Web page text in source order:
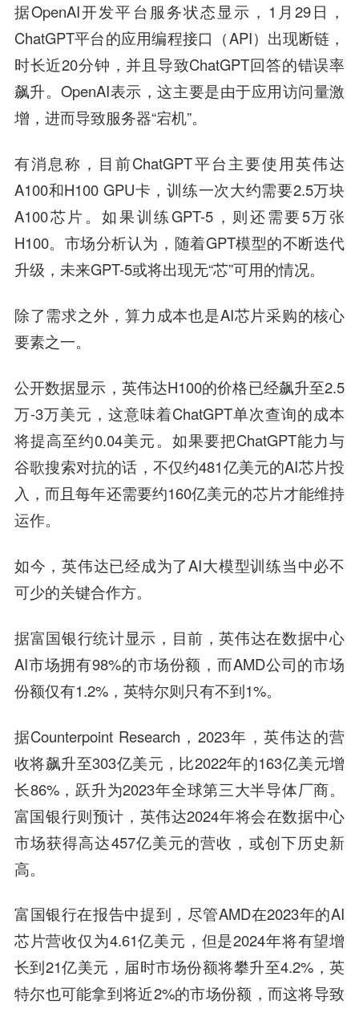
据OpenAI开发平台服务状态显示，1月29日，
ChatGPT平台的应用编程接口（API）出现断链，
时长近20分钟，并且导致ChatGPT回答的错误率
飙升。OpenAI表示，这主要是由于应用访问量激
增，进而导致服务器“宕机”。
有消息称，目前ChatGPT平台主要使用英伟达
A100和H100 GPU卡，训练一次大约需要2.5万块
A100芯片。如果训练GPT-5，则还需要5万张
H100。市场分析认为，随着GPT模型的不断迭代
升级，未来GPT-5或将出现无“芯”可用的情况。
除了需求之外，算力成本也是AI芯片采购的核心
要素之一。
公开数据显示，英伟达H100的价格已经飙升至2.5
万-3万美元，这意味着ChatGPT单次查询的成本
将提高至约0.04美元。如果要把ChatGPT能力与
谷歌搜索对抗的话，不仅约481亿美元的AI芯片投
入，而且每年还需要约160亿美元的芯片才能维持
运作。
如今，英伟达已经成为了AI大模型训练当中必不
可少的关键合作方。
据富国银行统计显示，目前，英伟达在数据中心
AI市场拥有98%的市场份额，而AMD公司的市场
份额仅有1.2%，英特尔则只有不到1%。
据Counterpoint Research，2023年，英伟达的营
收将飙升至303亿美元，比2022年的163亿美元增
长86%，跃升为2023年全球第三大半导体厂商。
富国银行则预计，英伟达2024年将会在数据中心
市场获得高达457亿美元的营收，或创下历史新
高。
富国银行在报告中提到，尽管AMD在2023年的AI
芯片营收仅为4.61亿美元，但是2024年将有望增
长到21亿美元，届时市场份额将攀升至4.2%，英
特尔也可能拿到将近2%的市场份额，而这将导致